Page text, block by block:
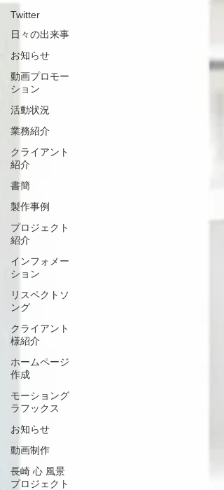
Twitter
日々の出来事
お知らせ
動画プロモー
ション
活動状況
業務紹介
クライアント
紹介
書簡
製作事例
プロジェクト
紹介
インフォメー
ション
リスペクトソ
ング
クライアント
様紹介
ホームページ
作成
モーショング
ラフックス
お知らせ
動画制作
長崎 心 風景
プロジェクト